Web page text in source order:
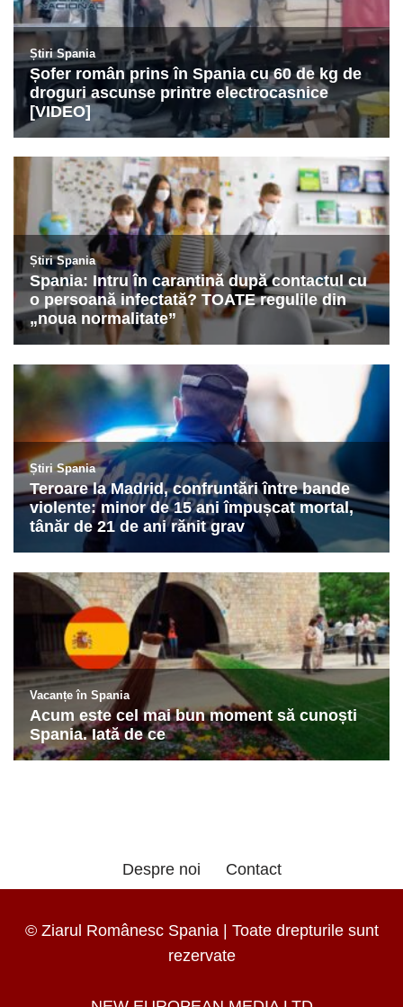
Despre noi Contact
© Ziarul Românesc Spania | Toate drepturile sunt
rezervate